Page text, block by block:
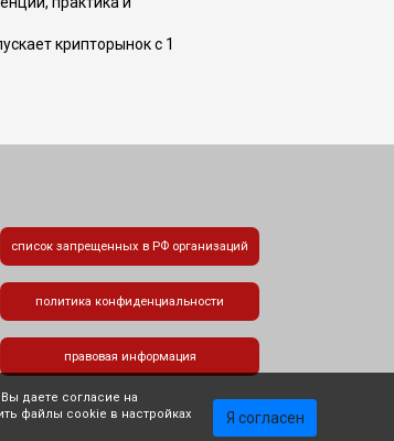
крипторынок с 1
список запрещенных в РФ организаций
политика конфиденциальности
правовая информация
даете согласие на
файлы cookie в настройках
Я согласен